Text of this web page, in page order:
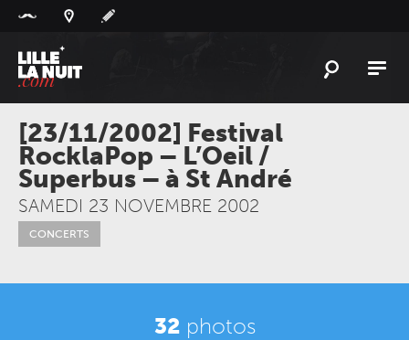
L'ACTU
L'AGENDA
LESLIEUX
LIVEREPORT
[23/11/2002] Festival
RocklaPop – L’Oeil /
Superbus – à St André
SAMEDI 23 NOVEMBRE 2002
CONCERTS
32photos
Panneau de gestion des cookies